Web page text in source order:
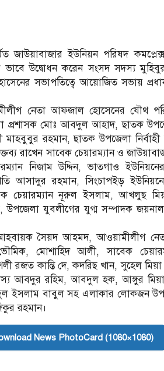
জাউয়াবাজার ইউনিয়ন পরিষদ
ভাবে উদ্বোধন করেন সংসদ সদস্য
সভাপতিত্বে আয়োজিত সভায়
নেতা আফজাল হোসেনের যৌথ
প্রশাসক মোঃ আবদুল আহাদ, ছাতক
মাহবুবুর রহমান, ছাতক উপজেলা
রাখেন সাবেক চেয়ারম্যান ও
নিজাম উদ্দিন, ভাতগাও
আসাদুর রহমান, সিংচাপইড়
চেয়ারম্যান নূরুল ইসলাম, আখলুছ
যুবলীগের যুগ্ম সম্পাদক জয়নাল
সৈয়দ আহমদ, আওয়ামীলীগ নেতা
মোশাহিদ আলী, সাবেক
রজত কান্তি দে, কদরিছ খান, সুহেল
আবদুর রহিম, আবদুল হক, আঙ্গুর
ইসলাম বাবুল সহ এলাকার লোকজন
রহমান।
News PhotoCard (1080×1080)